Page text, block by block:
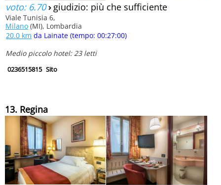
voto: 6.70› giudizio: più che sufficiente
Viale Tunisia 6,
Milano (MI), Lombardia
20.0 km da Lainate (tempo: 00:27:00)
Medio piccolo hotel: 23 letti
0236515815 Sito
13. Regina